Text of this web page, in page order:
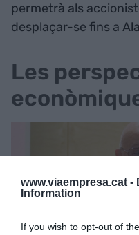
www.viaempresa.cat -
Information
If you wish to opt-out of
permetrà als
desplaçar-se fins a
Les